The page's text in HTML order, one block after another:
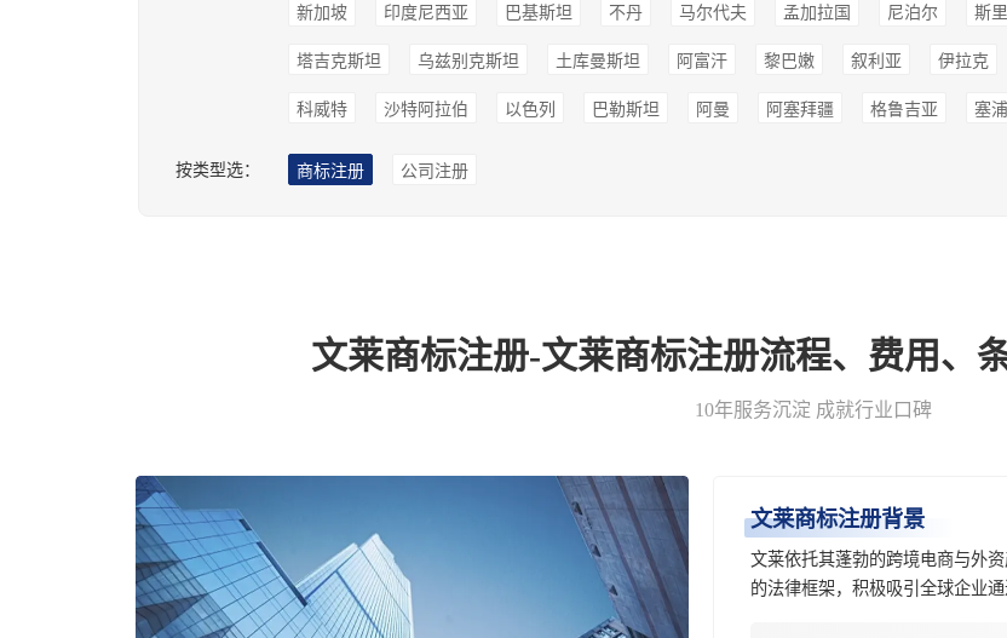
新加坡 印度尼西亚 巴基斯坦 不丹 马尔代夫 孟加拉国 尼泊尔 斯
塔吉克斯坦 乌兹别克斯坦 土库曼斯坦 阿富汗 黎巴嫩 叙利亚 伊拉克
科威特 沙特阿拉伯 以色列 巴勒斯坦 阿曼 阿塞拜疆 格鲁吉亚 塞
按类型选： 商标注册 公司注册
文莱商标注册-文莱商标注册流程、费用、
10年服务沉淀 成就行业口碑
文莱商标注册背景
文莱依托其蓬勃的跨境电商与外
的法律框架，积极吸引全球企业